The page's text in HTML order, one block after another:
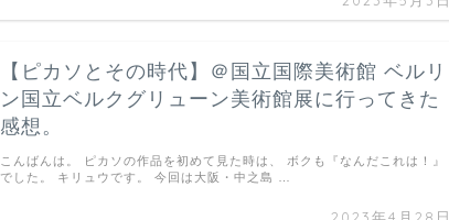
【ピカソとその時代】＠国立国際美術館 ベルリ
ン国立ベルクグリューン美術館展に行ってきた
感想。
こんばんは。 ピカソの作品を初めて見た時は、 ボクも『なんだこれは！』
でした。 キリュウです。 今回は大阪・中之島 …